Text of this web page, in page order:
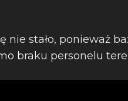
nie stało, ponieważ
braku personelu